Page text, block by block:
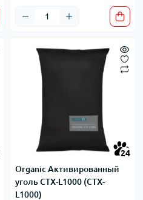
24
Organic Активированный
уголь CTX-L1000 (CTX-
L1000)